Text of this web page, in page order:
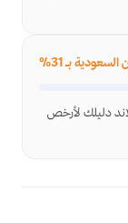
بـ 31%
دليلك لأرخص